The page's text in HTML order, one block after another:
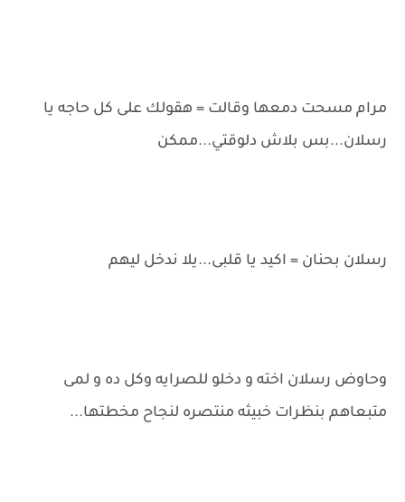
مرام مسحت دمعها وقالت = هقولك على كل حاجه يا
رسلان...بس بلاش دلوقتي...ممكن
رسلان بحنان = اكيد يا قلبى...يلا ندخل ليهم
وحاوض رسلان اخته و دخلو للصرايه وكل ده و لمى
متبعاهم بنظرات خبيثه منتصره لنجاح مخطتها...